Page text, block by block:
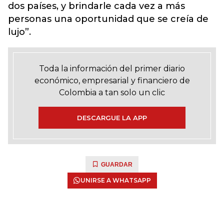
dos países, y brindarle cada vez a más
personas una oportunidad que se creía de
lujo”.
Toda la información del primer diario
económico, empresarial y financiero de
Colombia a tan solo un clic
DESCARGUE LA APP
GUARDAR
UNIRSE A WHATSAPP